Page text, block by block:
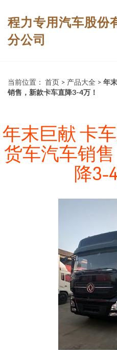
程力专用汽车股份
分公司
当前位置： 首页 > 产品大全 > 年
销售，新款卡车直降3-4万！
年末巨献 卡
货车汽车销
降3-